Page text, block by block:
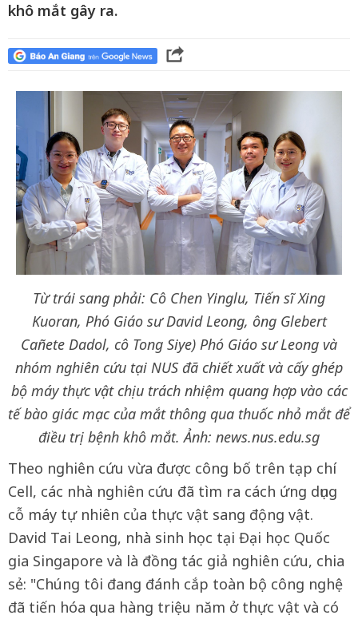
khô mắt gây ra.
Từ trái sang phải: Cô Chen Yinglu, Tiến sĩ Xing
Kuoran, Phó Giáo sư David Leong, ông Glebert
Cañete Dadol, cô Tong Siye) Phó Giáo sư Leong và
nhóm nghiên cứu tại NUS đã chiết xuất và cấy ghép
bộ máy thực vật chịu trách nhiệm quang hợp vào các
tế bào giác mạc của mắt thông qua thuốc nhỏ mắt để
điều trị bệnh khô mắt. Ảnh: news.nus.edu.sg
Theo nghiên cứu vừa được công bố trên tạp chí
Cell, các nhà nghiên cứu đã tìm ra cách ứng dụng
cỗ máy tự nhiên của thực vật sang động vật.
David Tai Leong, nhà sinh học tại Đại học Quốc
gia Singapore và là đồng tác giả nghiên cứu, chia
sẻ: "Chúng tôi đang đánh cắp toàn bộ công nghệ
đã tiến hóa qua hàng triệu năm ở thực vật và có